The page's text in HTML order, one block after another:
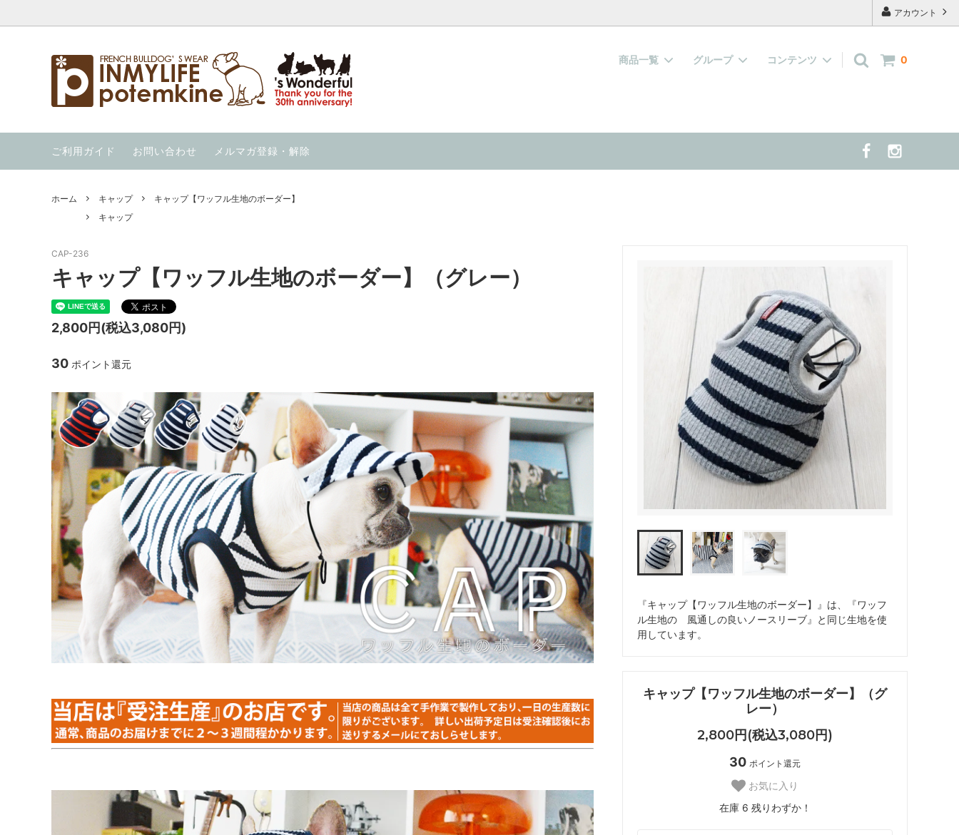
アカウント
0
商品一覧
ウエア クールウォーカー（夏用ハーネス）
ウィンター・ウォーカー（秋冬用ハーネ
ス）
ニットキャップ ネックウォーマー 雑貨
グループ
【暑さ対策応援価格】の商品を集めまし
夏用ハーネス COOL WALKER
通気性の良い服を集めました！ 冷んやーり感じる 接触冷感の洋服
コンテンツ
INMYLIFE potemkineの手仕事 当店の梱包と発送方法につきまして
ウォーホル絵本
OUT & IN 『水で濡らして着せる服』の
ススメ 2026
INMYLIFE potemkineが提案する 夏の
当店の看板犬 兼 モデル犬 の紹介
ご利用ガイド
お問い合わせ メルマガ登録・解除
ホーム キャップ
キャップ【ワッフル生地のボーダー】
キャップ
『キャップ【ワッフル生地のボーダー】』は、『ワッフ
ル生地の 風通しの良いノースリーブ』と同じ生地を使
用しています。
キャップ【ワッフル生地のボーダー】（グ
レー）
2,800円(税込3,080円)
30 ポイント還元
お気に入り
在庫 6 残りわずか！
CAP-236
キャップ【ワッフル生地のボーダー】（グレー）
2,800円(税込3,080円)
30 ポイント還元